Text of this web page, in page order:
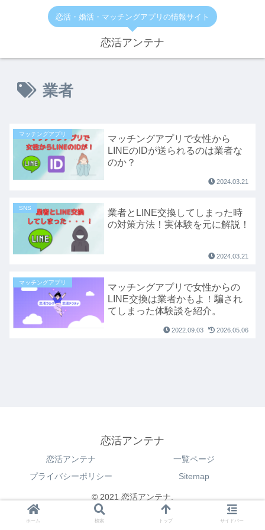
恋活・婚活・マッチングアプリの情報サイト
恋活アンテナ
業者
マッチングアプリ
マッチングアプリで女性から
LINEのIDが送られるのは業者な
のか？
2024.03.21
SNS
業者とLINE交換してしまった時
の対策方法！実体験を元に解説！
2024.03.21
マッチングアプリ
マッチングアプリで女性からの
LINE交換は業者かもよ！騙され
てしまった体験談を紹介。
2022.09.03 2026.05.06
恋活アンテナ
恋活アンテナ
一覧ページ
プライバシーポリシー
Sitemap
© 2021 恋活アンテナ.
ホーム 検索 トップ サイドバー